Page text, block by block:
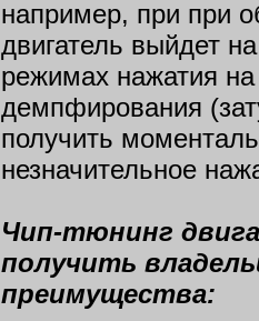
например, при при
двигатель выйдет
режимах нажатия
демпфирования
получить
незначительное
Чип-тюнинг
получить
преимущества: